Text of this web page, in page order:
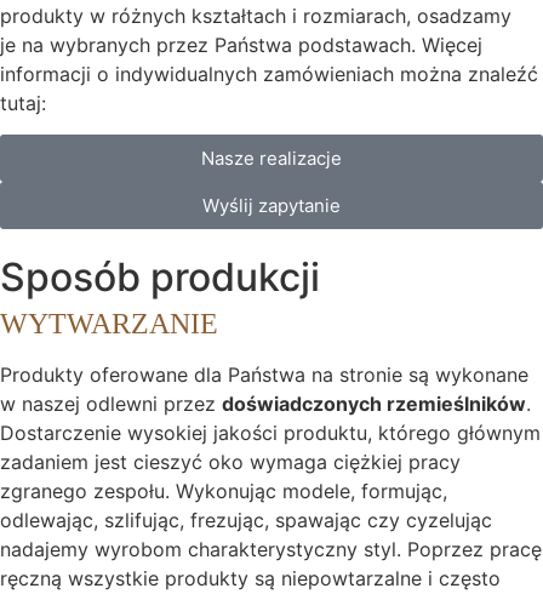
produkty w różnych kształtach i rozmiarach, osadzamy
je na wybranych przez Państwa podstawach. Więcej
informacji o indywidualnych zamówieniach można znaleźć
tutaj:
Nasze realizacje
Wyślij zapytanie
Sposób produkcji
WYTWARZANIE
Produkty oferowane dla Państwa na stronie są wykonane
w naszej odlewni przez doświadczonych rzemieślników.
Dostarczenie wysokiej jakości produktu, którego głównym
zadaniem jest cieszyć oko wymaga ciężkiej pracy
zgranego zespołu. Wykonując modele, formując,
odlewając, szlifując, frezując, spawając czy cyzelując
nadajemy wyrobom charakterystyczny styl. Poprzez pracę
ręczną wszystkie produkty są niepowtarzalne i często